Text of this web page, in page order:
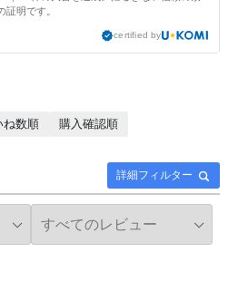
証明です。
certified by
詳細フィルター
ね数順
購入確認順